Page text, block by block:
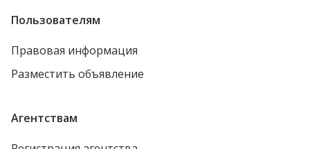
Пользователям
Правовая информация
Разместить объявление
Агентствам